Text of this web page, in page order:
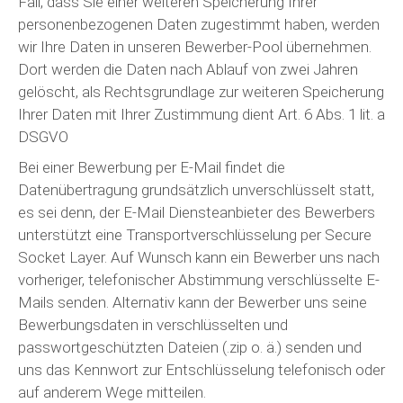
personenbezogenen Daten zugestimmt haben, werden
wir Ihre Daten in unseren Bewerber-Pool übernehmen.
Dort werden die Daten nach Ablauf von zwei Jahren
gelöscht, als Rechtsgrundlage zur weiteren Speicherung
Ihrer Daten mit Ihrer Zustimmung dient Art. 6 Abs. 1 lit. a
DSGVO
Bei einer Bewerbung per E-Mail findet die
Datenübertragung grundsätzlich unverschlüsselt statt,
es sei denn, der E-Mail Diensteanbieter des Bewerbers
unterstützt eine Transportverschlüsselung per Secure
Socket Layer. Auf Wunsch kann ein Bewerber uns nach
vorheriger, telefonischer Abstimmung verschlüsselte E-
Mails senden. Alternativ kann der Bewerber uns seine
Bewerbungsdaten in verschlüsselten und
passwortgeschützten Dateien (.zip o. ä.) senden und
uns das Kennwort zur Entschlüsselung telefonisch oder
auf anderem Wege mitteilen.